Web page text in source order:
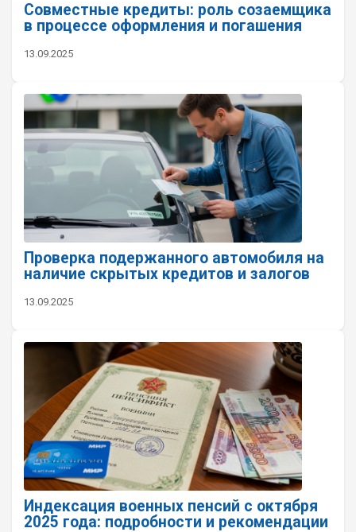
Совместные кредиты: роль созаемщика
в процессе оформления и погашения
13.09.2025
Проверка подержанного автомобиля на
наличие скрытых кредитов и залогов
13.09.2025
Индексация военных пенсий с октября
2025 года: подробности и рекомендации